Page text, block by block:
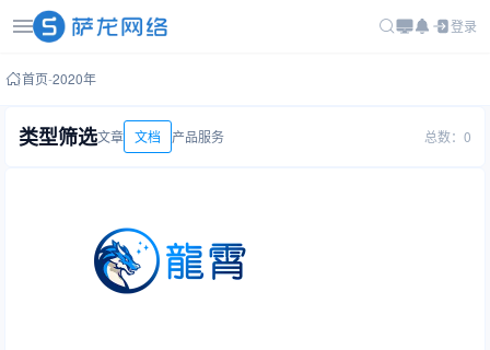
登录
首页-2020年
类型筛选文章 文档 产品服务 总数：0